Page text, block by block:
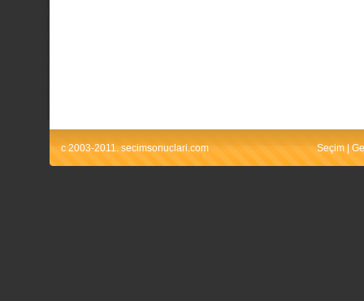
c 2003-2011. secimsonuclari.com Seçim